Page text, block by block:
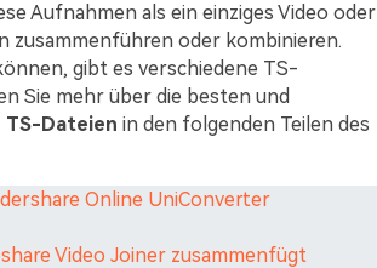
Aufnahmen als ein einziges Video oder
zusammenführen oder kombinieren.
gibt es verschiedene TS-
Sie mehr über die besten und
TS-Dateien in den folgenden Teilen des
Online UniConverter
Video Joiner zusammenfügt